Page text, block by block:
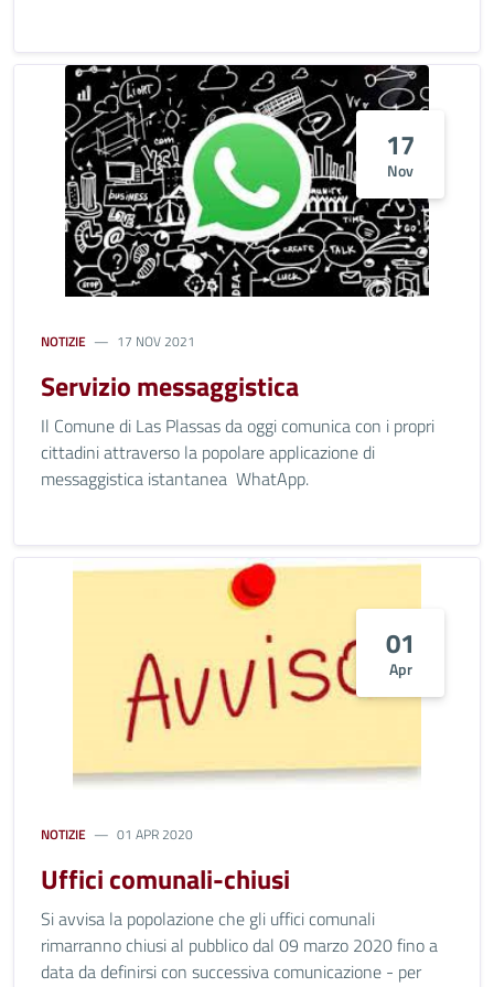
17
Nov
NOTIZIE 17 NOV 2021
Servizio messaggistica
Il Comune di Las Plassas da oggi comunica con i propri
cittadini attraverso la popolare applicazione di
messaggistica istantanea WhatApp.
01
Apr
NOTIZIE 01 APR 2020
Uffici comunali-chiusi
Si avvisa la popolazione che gli uffici comunali
rimarranno chiusi al pubblico dal 09 marzo 2020 fino a
data da definirsi con successiva comunicazione - per